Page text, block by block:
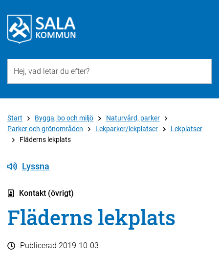
Start Bygga, bo och miljö
Naturvård, parker
Parker och grönområden
Lekparker/lekplatser
Lekplatser
Fläderns lekplats
Lyssna
Kontakt (övrigt)
Fläderns lekplats
Publicerad 2019-10-03